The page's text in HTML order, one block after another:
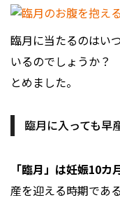
臨月に当たるのはい
いるのでしょうか？
とめました。
臨月に入っても早
「臨月」は妊娠10
産を迎える時期であ